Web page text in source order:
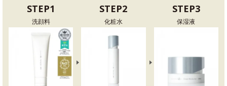
STEP1
洗顔料
STEP2
化粧水
STEP3
保湿液